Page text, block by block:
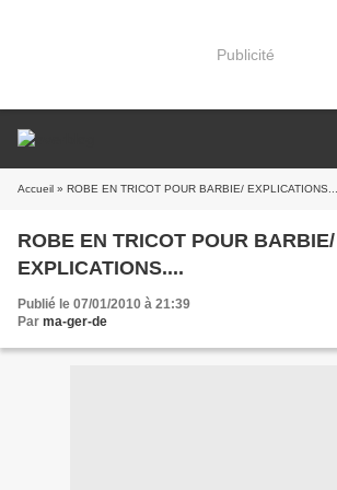
Publicité
Accueil » ROBE EN TRICOT POUR BARBIE/ EXPLICATIONS....
ROBE EN TRICOT POUR BARBIE/
EXPLICATIONS....
Publié le 07/01/2010 à 21:39
Par ma-ger-de